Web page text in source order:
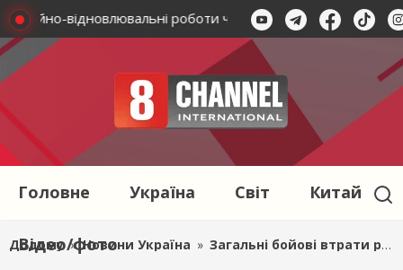
відновлювальні роботи через вимкнення
Головне Україна Світ Китай
Відео/фото
Додому » Новини Україна » Загальні бойові втрати російських окупантів перевищили 1,4 мільйона